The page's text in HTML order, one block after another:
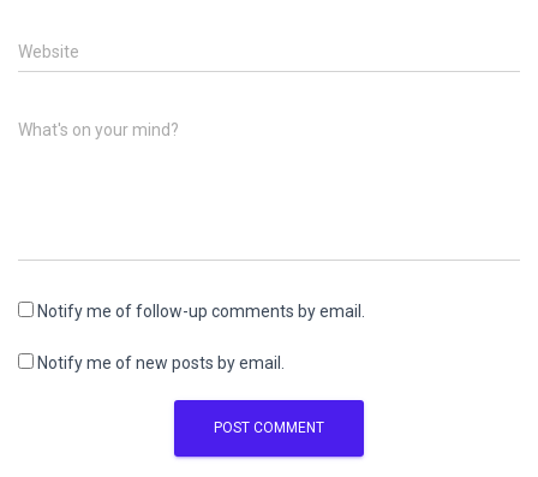
Website
What's on your mind?
Notify me of follow-up comments by email.
Notify me of new posts by email.